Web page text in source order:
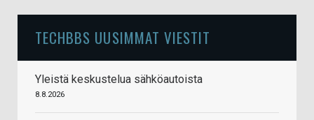
TECHBBS UUSIMMAT VIESTIT
Yleistä keskustelua sähköautoista
8.8.2026